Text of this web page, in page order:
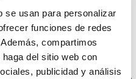
se usan para personalizar
funciones de redes
compartimos
del sitio web con
publicidad y análisis